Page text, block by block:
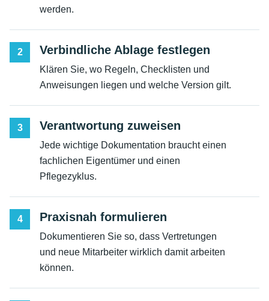
werden.
2 Verbindliche Ablage festlegen
Klären Sie, wo Regeln, Checklisten und
Anweisungen liegen und welche Version gilt.
3 Verantwortung zuweisen
Jede wichtige Dokumentation braucht einen
fachlichen Eigentümer und einen
Pflegezyklus.
4 Praxisnah formulieren
Dokumentieren Sie so, dass Vertretungen
und neue Mitarbeiter wirklich damit arbeiten
können.